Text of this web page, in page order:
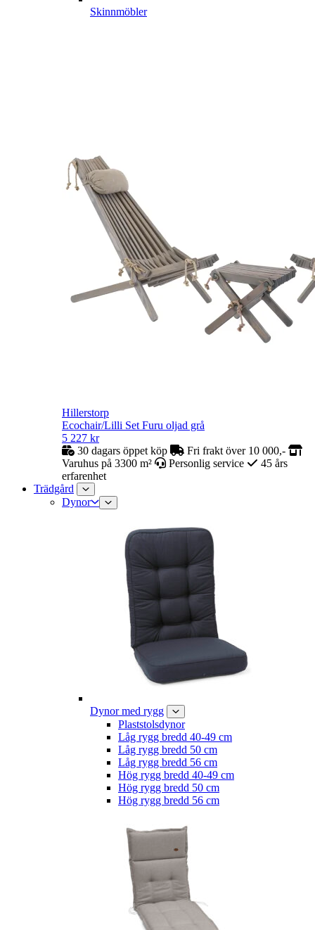
Skinnmöbler
Hillerstorp
Ecochair/Lilli Set Furu oljad grå
5 227 kr
30 dagars öppet köp
Fri frakt över 10 000,-
Varuhus på 3300 m²
Personlig service
45 års
erfarenhet
Trädgård
Dynor
Dynor med rygg
Plaststolsdynor
Låg rygg bredd 40-49 cm
Låg rygg bredd 50 cm
Låg rygg bredd 56 cm
Hög rygg bredd 40-49 cm
Hög rygg bredd 50 cm
Hög rygg bredd 56 cm